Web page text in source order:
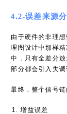
4.2-误差来源
由于硬件的非理
理图设计中那样
中，只有全差分
部分都会引入失调
最终，整个信号链
增益误差